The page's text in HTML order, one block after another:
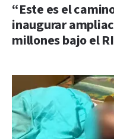
“Este es el
inaugurar
millones bajo el